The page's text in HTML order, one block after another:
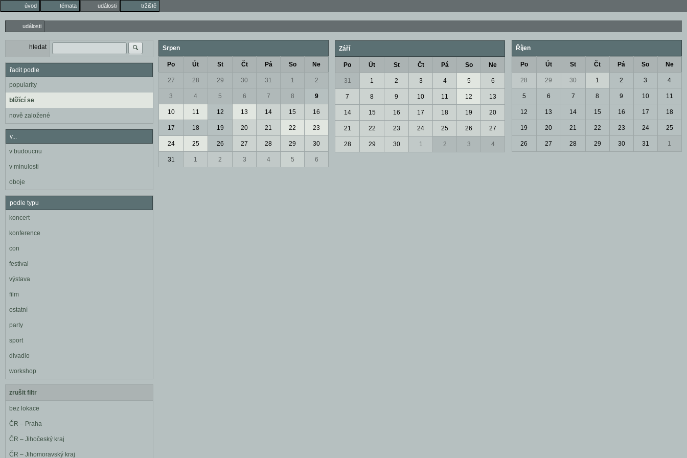
úvod témata události tržiště
události
hledat
řadit podle
popularity
blížící se
nově založené
v...
v budoucnu
v minulosti
oboje
podle typu
koncert
konference
con
festival
výstava
film
ostatní
party
sport
divadlo
workshop
zrušit filtr
bez lokace
ČR – Praha
ČR – Jihočeský kraj
ČR – Jihomoravský kraj
Srpen
Po Út St Čt Pá So Ne
27 28 29 30 31 1 2
3 4 5 6 7 8 9
10 11 12 13 14 15 16
17 18 19 20 21 22 23
24 25 26 27 28 29 30
31 1 2 3 4 5 6
Září
Po Út St Čt Pá So Ne
31 1 2 3 4 5 6
7 8 9 10 11 12 13
14 15 16 17 18 19 20
21 22 23 24 25 26 27
28 29 30 1 2 3 4
Říjen
Po Út St Čt Pá So Ne
28 29 30 1 2 3 4
5 6 7 8 9 10 11
12 13 14 15 16 17 18
19 20 21 22 23 24 25
26 27 28 29 30 31 1